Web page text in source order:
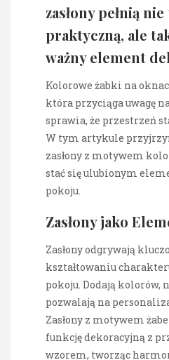
zasłony pełnią
praktyczną, ale
ważny element
Kolorowe żabki na
która przyciąga uwagę
sprawia, że przestrzeń
W tym artykule
zasłony z motywem
stać się ulubionym
pokoju.
Zasłony jako
Zasłony odgrywają
kształtowaniu
pokoju. Dodają kolorów,
pozwalają na
Zasłony z motywem
funkcję dekoracyjną z
wzorem, tworząc